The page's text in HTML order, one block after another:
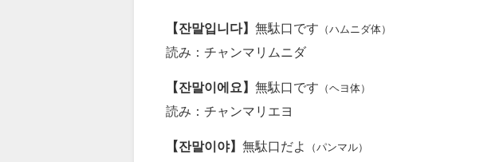
【잔말입니다】 無駄口です （ハムニダ体）
読み：チャンマリムニダ
【잔말이에요】 無駄口です （ヘヨ体）
読み：チャンマリエヨ
【잔말이야】 無駄口だよ （パンマル）